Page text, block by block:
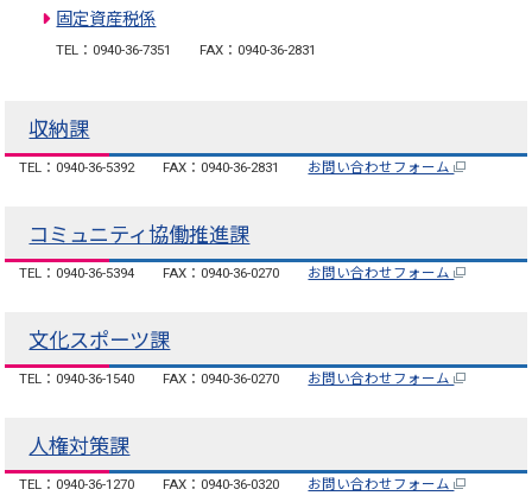
固定資産税係
TEL：0940-36-7351 FAX：0940-36-2831
収納課
TEL：0940-36-5392 FAX：0940-36-2831 お問い合わせフォーム
コミュニティ協働推進課
TEL：0940-36-5394 FAX：0940-36-0270 お問い合わせフォーム
文化スポーツ課
TEL：0940-36-1540 FAX：0940-36-0270 お問い合わせフォーム
人権対策課
TEL：0940-36-1270 FAX：0940-36-0320 お問い合わせフォーム